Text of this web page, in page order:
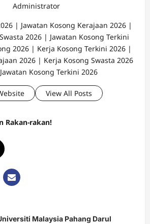
Administrator
| Jawatan Kosong Kerajaan 2026 |
2026 | Jawatan Kosong Terkini
2026 | Kerja Kosong Terkini 2026 |
2026 | Kerja Kosong Swasta 2026
Kosong Terkini 2026
View All Posts
Rakan-rakan!
Malaysia Pahang Darul